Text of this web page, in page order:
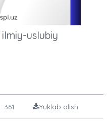
uslubiy
361 Yuklab olish